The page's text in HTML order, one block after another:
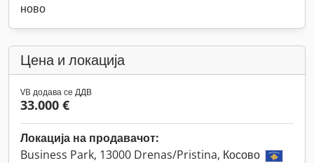
ново
Цена и локација
VB додава се ДДВ
33.000 €
Локација на продавачот:
Business Park, 13000 Drenas/Pristina, Косово